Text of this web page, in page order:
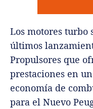
Los motores turbo
últimos
Propulsores que
prestaciones en
economía de
para el Nuevo